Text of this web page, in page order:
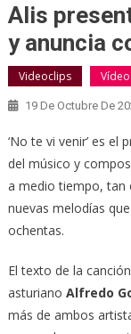
Alis
y anuncia
Videoclips
19 De Octubre De
‘No te vi venir’ es el
del músico y
a medio tiempo, tan
nuevas melodías
ochentas.
El texto de la
asturiano Alfredo
más de ambos